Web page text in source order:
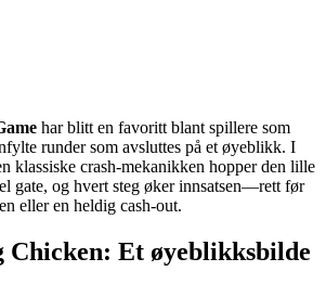
har blitt en favoritt blant spillere som
runder som avsluttes på et øyeblikk. I
klassiske crash-mekanikken hopper den lille
gate, og hvert steg øker innsatsen—rett før
eller en heldig cash‑out.
Chicken: Et øyeblikksbilde